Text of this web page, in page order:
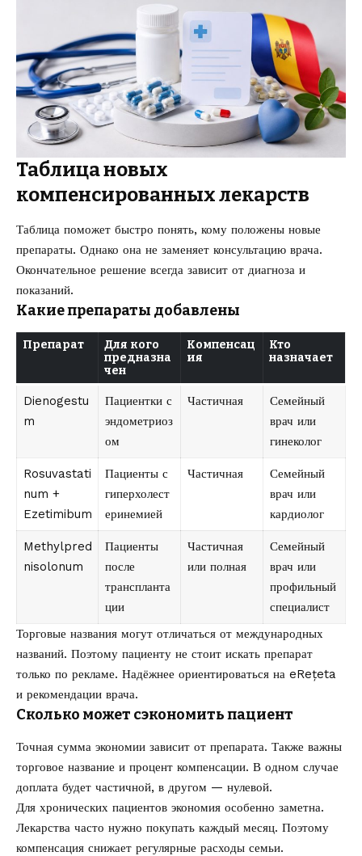
Таблица новых
компенсированных лекарств
Таблица поможет быстро понять, кому положены новые
препараты. Однако она не заменяет консультацию врача.
Окончательное решение всегда зависит от диагноза и
показаний.
Какие препараты добавлены
Препарат
Для кого
предназна
чен
Компенсац
ия
Кто
назначает
Dienogestu
m
Пациентки с
эндометриоз
ом
Частичная
Семейный
врач или
гинеколог
Rosuvastati
num +
Ezetimibum
Пациенты с
гиперхолест
еринемией
Частичная
Семейный
врач или
кардиолог
Methylpred
nisolonum
Пациенты
после
транспланта
ции
Частичная
или полная
Семейный
врач или
профильный
специалист
Торговые названия могут отличаться от международных
названий. Поэтому пациенту не стоит искать препарат
только по рекламе. Надёжнее ориентироваться на eRețeta
и рекомендации врача.
Сколько может сэкономить пациент
Точная сумма экономии зависит от препарата. Также важны
торговое название и процент компенсации. В одном случае
доплата будет частичной, в другом — нулевой.
Для хронических пациентов экономия особенно заметна.
Лекарства часто нужно покупать каждый месяц. Поэтому
компенсация снижает регулярные расходы семьи.